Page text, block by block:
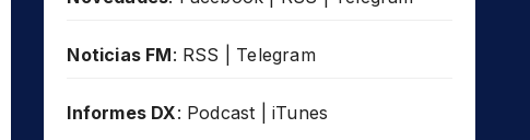
Noticias FM: RSS Telegram
Informes DX: Podcast iTunes